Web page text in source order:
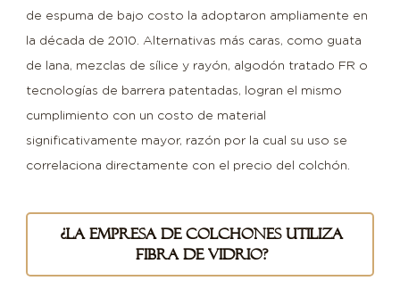
sucede
queda
expuesta
6
Alternativas
de
contra
incendios
de espuma de bajo costo la adoptaron ampliamente en
la década de 2010. Alternativas más caras, como guata
de lana, mezclas de sílice y rayón, algodón tratado FR o
tecnologías de barrera patentadas, logran el mismo
cumplimiento con un costo de material
significativamente mayor, razón por la cual su uso se
correlaciona directamente con el precio del colchón.
¿La empresa de colchones utiliza
fibra de vidrio?